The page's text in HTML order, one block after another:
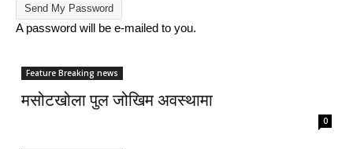
A password will be e-mailed to you.
Feature Breaking news
मसोटखोला पुल जोखिम अवस्थामा
0